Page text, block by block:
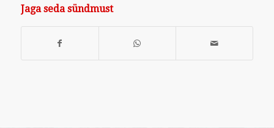
Jaga seda sündmust